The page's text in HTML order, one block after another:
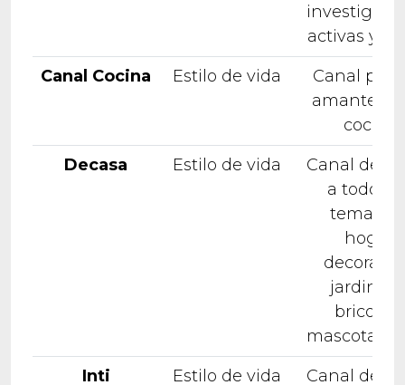
activas y
Canal Cocina
Estilo de vida
Canal para
amantes
cocina
Decasa
Estilo de vida
Canal
a todos
temas
hogar:
mascotas,
Inti
Estilo de vida
Canal